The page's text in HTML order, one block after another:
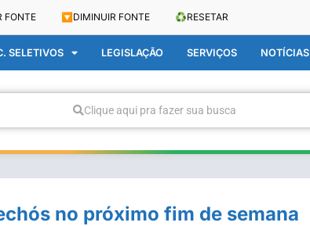
FONTE 🔽 DIMINUIR FONTE ♻️RESETAR
SELETIVOS LEGISLAÇÃO SERVIÇOS NOTÍCIAS
Clique aqui pra fazer sua busca
no próximo fim de semana